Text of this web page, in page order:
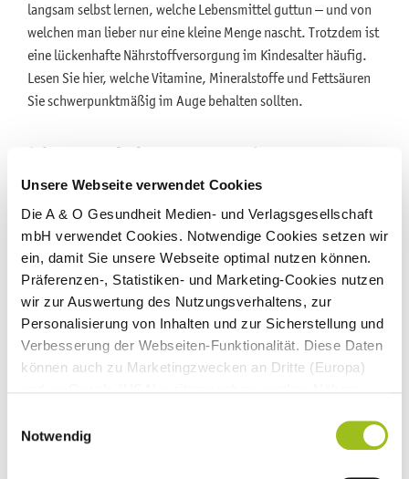
Unsere Webseite verwendet Cookies
Die A & O Gesundheit Medien- und Verlagsgesellschaft
mbH verwendet Cookies. Notwendige Cookies setzen wir
ein, damit Sie unsere Webseite optimal nutzen können.
Präferenzen-, Statistiken- und Marketing-Cookies nutzen
wir zur Auswertung des Nutzungsverhaltens, zur
Personalisierung von Inhalten und zur Sicherstellung und
Verbesserung der Webseiten-Funktionalität. Diese Daten
können auch zu Marketingzwecken an Dritte (Europa)
unserenDatenschutzhinweisen Impressum
Notwendig
langsam selbst lernen, welche Lebensmittel guttun – und von
welchen man lieber nur eine kleine Menge nascht. Trotzdem ist
eine lückenhafte Nährstoffversorgung im Kindesalter häufig.
Lesen Sie hier, welche Vitamine, Mineralstoffe und Fettsäuren
Sie schwerpunktmäßig im Auge behalten sollten.
Schwangerschaft: gut versorgt mit
wichtig: Eine gute Versorgung mit Mikronährstoffen ist für die
gesunde Entwicklung Ihres Kindes notwendig und schützt auch
Sie vor Komplikationen, die durch einen Mikronährstoffmangel
entstehen können. Erfahren Sie hier, welche Mikronährstoffe
Sie in der Schwangerschaft besonders benötigen.
Immunsystem im Alter stärken: Vitamine für
Ernährung sowie eine gute Versorgung mit verschiedenen